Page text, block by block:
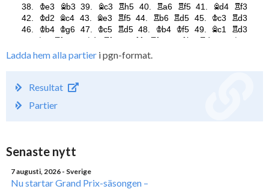
Ladda hem alla partier i pgn-format.
Resultat
Partier
Senaste nytt
7 augusti, 2026 - Sverige
Nu startar Grand Prix-säsongen –